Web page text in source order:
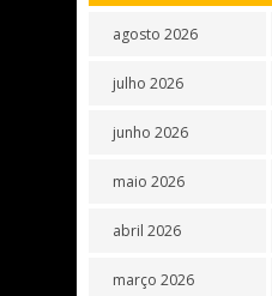
agosto 2026
julho 2026
junho 2026
maio 2026
abril 2026
março 2026